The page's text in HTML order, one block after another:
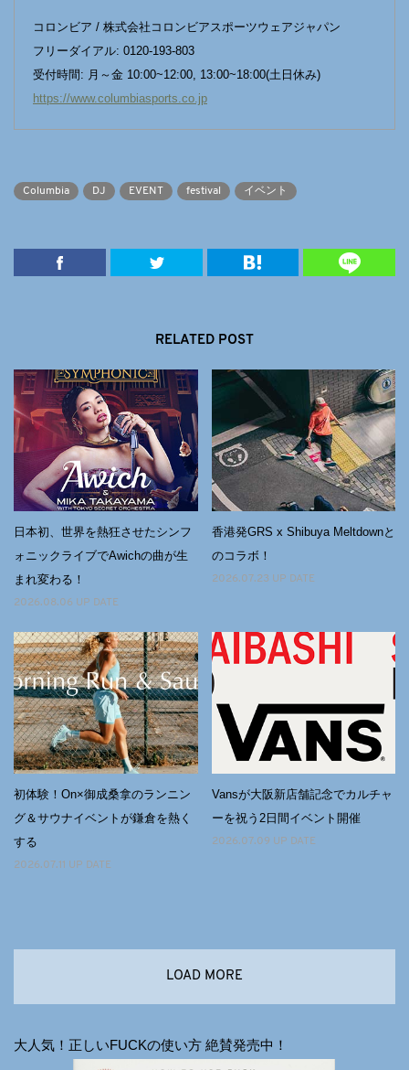
コロンビア / 株式会社コロンビアスポーツウェアジャパン
フリーダイアル: 0120-193-803
受付時間: 月～金 10:00~12:00, 13:00~18:00(土日休み)
https://www.columbiasports.co.jp
Columbia DJ EVENT festival イベント
RELATED POST
日本初、世界を熱狂させたシンフ
ォニックライブでAwichの曲が⽣
まれ変わる！
2026.08.06 UP DATE
香港発GRS x Shibuya Meltdownと
のコラボ！
2026.07.23 UP DATE
初体験！On×御成桑拿のランニン
グ＆サウナイベントが鎌倉を熱く
する
2026.07.11 UP DATE
Vansが大阪新店舗記念でカルチャ
ーを祝う2日間イベント開催
2026.07.09 UP DATE
LOAD MORE
大人気！正しいFUCKの使い方 絶賛発売中！